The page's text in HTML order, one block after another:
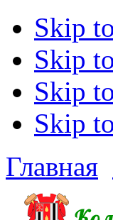
Skip
Skip
Skip
Skip
Главная